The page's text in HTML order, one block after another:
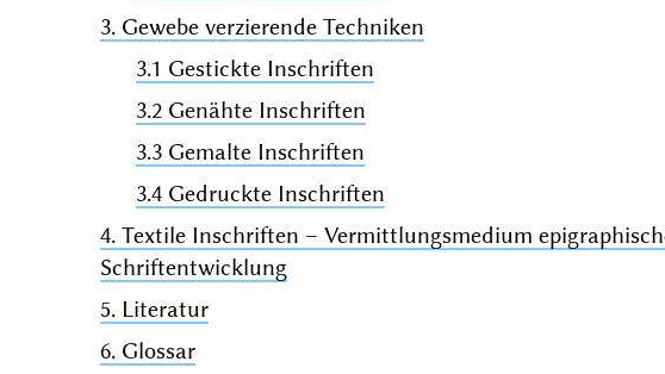
3. Gewebe verzierende Techniken
3.1 Gestickte Inschriften
3.2 Genähte Inschriften
3.3 Gemalte Inschriften
3.4 Gedruckte Inschriften
4. Textile Inschriften – Vermittlungsmedium
Schriftentwicklung
5. Literatur
6. Glossar